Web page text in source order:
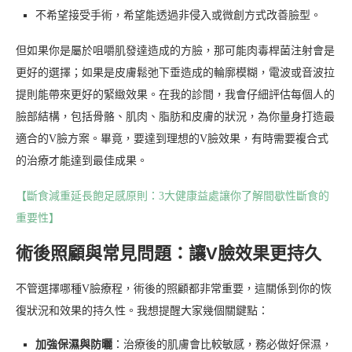
不希望接受手術，希望能透過非侵入或微創方式改善臉型。
但如果你是屬於咀嚼肌發達造成的方臉，那可能肉毒桿菌注射會是
更好的選擇；如果是皮膚鬆弛下垂造成的輪廓模糊，電波或音波拉
提則能帶來更好的緊緻效果。在我的診間，我會仔細評估每個人的
臉部結構，包括骨骼、肌肉、脂肪和皮膚的狀況，為你量身打造最
適合的V臉方案。畢竟，要達到理想的V臉效果，有時需要複合式
的治療才能達到最佳成果。
【斷食減重延長飽足感原則：3大健康益處讓你了解間歇性斷食的
重要性】
術後照顧與常見問題：讓V臉效果更持久
不管選擇哪種V臉療程，術後的照顧都非常重要，這關係到你的恢
復狀況和效果的持久性。我想提醒大家幾個關鍵點：
加強保濕與防曬 ：治療後的肌膚會比較敏感，務必做好保濕，